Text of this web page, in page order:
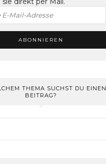
THEMA SUCHST DU EINEN
BEITRAG?